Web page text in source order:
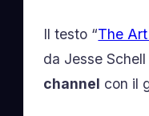
Il testo “The
da Jesse
channel con il